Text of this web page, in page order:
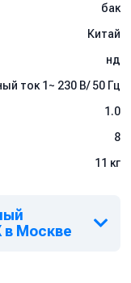
бак
Китай
нд
ток 1~ 230 В/ 50 Гц
1.0
8
11 кг
в Москве